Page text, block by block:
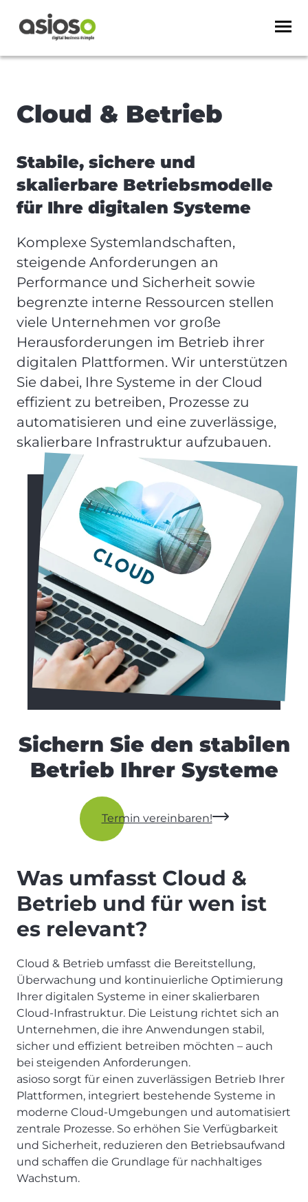
Cloud & Betrieb
Stabile, sichere und
skalierbare Betriebsmodelle
für Ihre digitalen Systeme
Komplexe Systemlandschaften,
steigende Anforderungen an
Performance und Sicherheit sowie
begrenzte interne Ressourcen stellen
viele Unternehmen vor große
Herausforderungen im Betrieb ihrer
digitalen Plattformen. Wir unterstützen
Sie dabei, Ihre Systeme in der Cloud
effizient zu betreiben, Prozesse zu
automatisieren und eine zuverlässige,
skalierbare Infrastruktur aufzubauen.
Sichern Sie den stabilen
Betrieb Ihrer Systeme
Termin vereinbaren!
Was umfasst Cloud &
Betrieb und für wen ist
es relevant?
Cloud & Betrieb umfasst die Bereitstellung,
Überwachung und kontinuierliche Optimierung
Ihrer digitalen Systeme in einer skalierbaren
Cloud-Infrastruktur. Die Leistung richtet sich an
Unternehmen, die ihre Anwendungen stabil,
sicher und effizient betreiben möchten – auch
bei steigenden Anforderungen.
asioso sorgt für einen zuverlässigen Betrieb Ihrer
Plattformen, integriert bestehende Systeme in
moderne Cloud-Umgebungen und automatisiert
zentrale Prozesse. So erhöhen Sie Verfügbarkeit
und Sicherheit, reduzieren den Betriebsaufwand
und schaffen die Grundlage für nachhaltiges
Wachstum.